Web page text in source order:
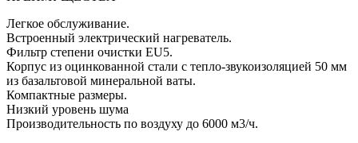
Легкое обслуживание.
Встроенный электрический нагреватель.
Фильтр степени очистки EU5.
Корпус из оцинкованной стали с тепло-звукоизоляцией 50 мм
из базальтовой минеральной ваты.
Компактные размеры.
Низкий уровень шума
Производительность по воздуху до 6000 м3/ч.